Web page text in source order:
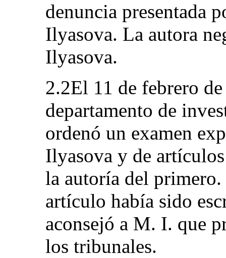
denuncia presentada
Ilyasova. La autora
Ilyasova.
2.2El 11 de febrero
departamento de
ordenó un examen
Ilyasova y de
la autoría del
artículo había sido
aconsejó a M. I. que
los tribunales.